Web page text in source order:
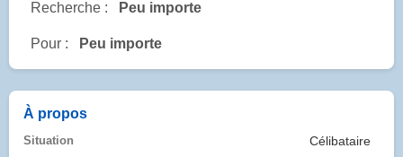
Recherche : Peu importe
Pour : Peu importe
À propos
Situation Célibataire